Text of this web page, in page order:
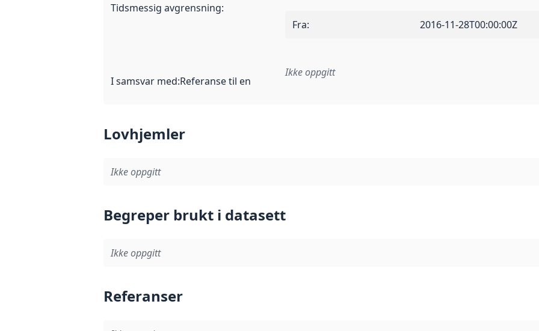
Tidsmessig avgrensning:
Fra: 2016-11-28T00:00:00Z
I samsvar med:Referanse til en implementasjonsregel eller annen spesifikasjon, som ligger
Ikke oppgitt
Lovhjemler
Ikke oppgitt
Begreper brukt i datasett
Ikke oppgitt
Referanser